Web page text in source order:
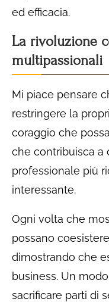
ed efficacia.
La rivoluzione
multipassionali
Mi piace pensare
restringere la
coraggio che
che contribuisca a
professionale più
interessante.
Ogni volta che
possano
dimostrando che
business. Un
sacrificare parti di